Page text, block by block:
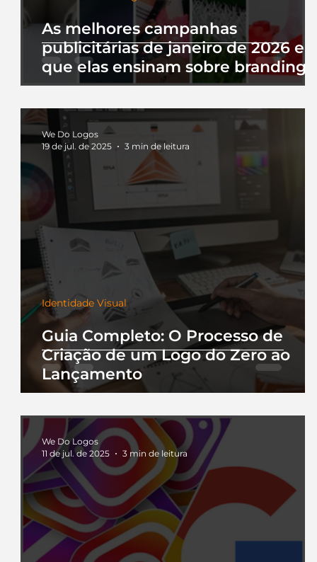
As melhores campanhas
publicitárias de janeiro de 2026 e
que elas ensinam sobre branding
Guia Completo: O Processo de
Criação de um Logo do Zero ao
Lançamento
Identidade Visual
We Do Logos
19 de jul. de 2025
3 min de leitura
We Do Logos
11 de jul. de 2025
3 min de leitura